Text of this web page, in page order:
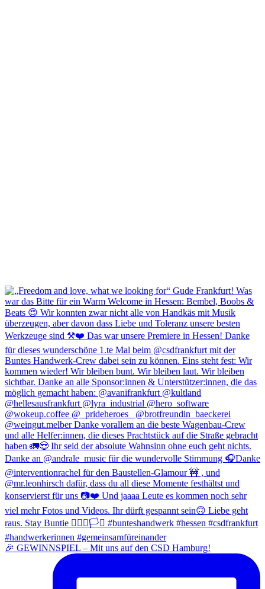
🎉 GEWINNSPIEL – Mit uns auf den CSD Hamburg!